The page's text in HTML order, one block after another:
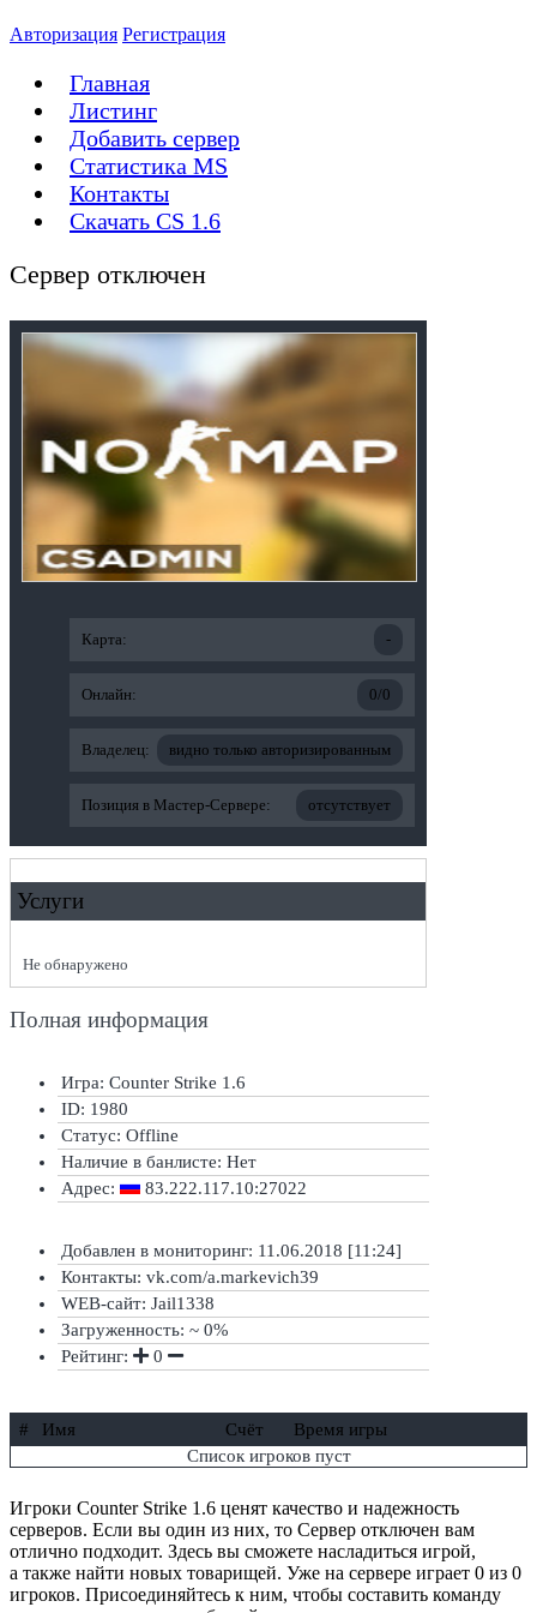
Авторизация Регистрация
Главная
Листинг
Добавить сервер
Статистика MS
Контакты
Скачать CS 1.6
Сервер отключен
Карта: -
Онлайн: 0/0
Владелец: видно только авторизированным
Позиция в Мастер-Сервере: отсутствует
Услуги
Не обнаружено
Полная информация
Игра: Counter Strike 1.6
ID: 1980
Статус: Offline
Наличие в банлисте: Нет
Адрес:
83.222.117.10:27022
Добавлен в мониторинг: 11.06.2018 [11:24]
Контакты: vk.com/a.markevich39
WEB-сайт: Jail1338
Загруженность: ~ 0%
Рейтинг:
0
# Имя Счёт
Время игры
Список игроков пуст
Игроки Counter Strike 1.6 ценят качество и надежность
серверов. Если вы один из них, то Сервер отключен вам
отлично подходит. Здесь вы сможете насладиться игрой,
а также найти новых товарищей. Уже на сервере играет 0 из 0
игроков. Присоединяйтесь к ним, чтобы составить команду